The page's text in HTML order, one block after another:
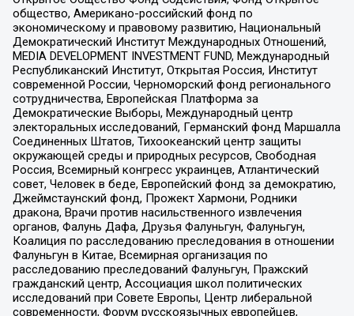
общество, Американо-российский фонд по
экономическому и правовому развитию, Национальный
Демократический Институт Международных Отношений,
MEDIA DEVELOPMENT INVESTMENT FUND, Международный
Республиканский Институт, Открытая Россия, Институт
современной России, Черноморский фонд регионального
сотрудничества, Европейская Платформа за
Демократические Выборы, Международный центр
электоральных исследований, Германский фонд Маршалла
Соединенных Штатов, Тихоокеанский центр защиты
окружающей среды и природных ресурсов, Свободная
Россия, Всемирный конгресс украинцев, Атлантический
совет, Человек в беде, Европейский фонд за демократию,
Джеймстаунский фонд, Прожект Хармони, Родники
дракона, Врачи против насильственного извлечения
органов, Фалунь Дафа, Друзья Фалуньгун, Фалуньгун,
Коалиция по расследованию преследования в отношении
Фалуньгун в Китае, Всемирная организация по
расследованию преследований Фалуньгун, Пражский
гражданский центр, Ассоциация школ политических
исследований при Совете Европы, Центр либеральной
современности, Форум русскоязычных европейцев,